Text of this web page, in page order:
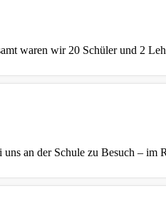
waren wir 20 Schüler und 2
an der Schule zu Besuch – im